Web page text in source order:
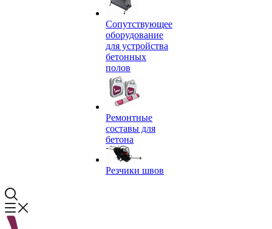
Сопутствующее
оборудование
для устройства
бетонных
полов
Ремонтные
составы для
бетона
Резчики швов